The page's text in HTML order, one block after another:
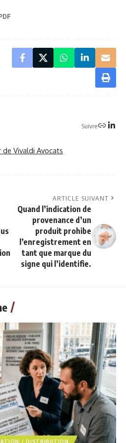
Suivre
de Vivaldi Avocats
ARTICLE SUIVANT
Quand l’indication de
provenance d’un
produit prohibe
l’enregistrement en
tant que marque du
signe qui l’identifie.
/ DISTRIBUTION